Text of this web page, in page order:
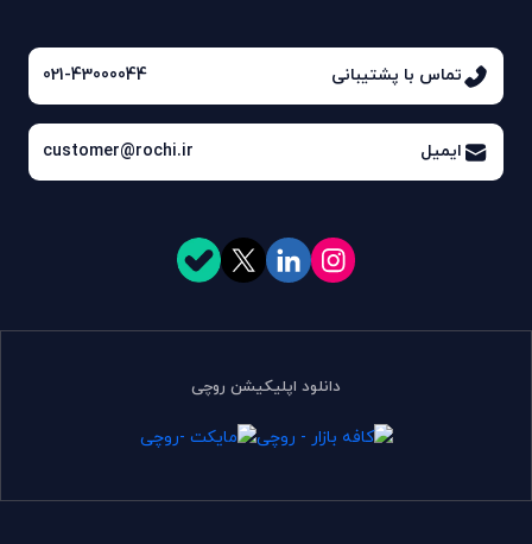
تماس با پشتیبانی 021-43000044
ایمیل customer@rochi.ir
دانلود اپلیکیشن روچی